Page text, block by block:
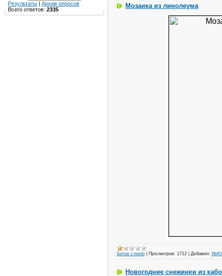
Результаты | Архив опросов
Всего ответов: 2335
Мозаика из линолеума
Битое стекло Просмотров: 1712 Добавил:
Новогодние снежинки из